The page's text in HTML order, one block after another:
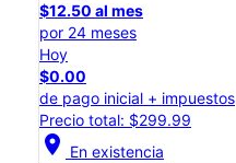
$12.50 al mes
por 24 meses
Hoy
$0.00
de pago inicial + impuestos
Precio total: $299.99
location_on En existencia